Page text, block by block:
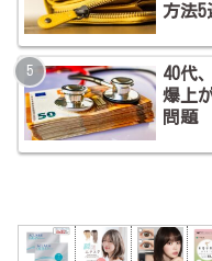
方法5
40代
爆上
問題